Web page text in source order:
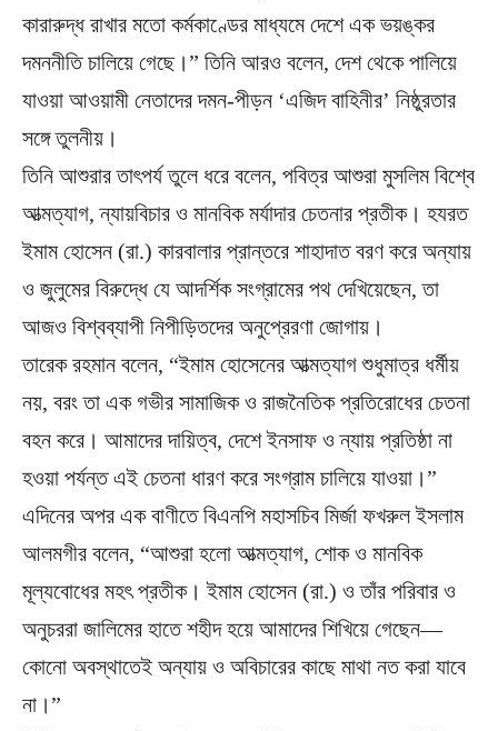
কারারুদ্ধ রাখার মতো কর্মকাণ্ডের মাধ্যমে দেশে এক ভয়ঙ্কর
দমননীতি চালিয়ে গেছে।” তিনি আরও বলেন, দেশ থেকে পালিয়ে
যাওয়া আওয়ামী নেতাদের দমন-পীড়ন ‘এজিদ বাহিনীর’ নিষ্ঠুরতার
সঙ্গে তুলনীয়।
তিনি আশুরার তাৎপর্য তুলে ধরে বলেন, পবিত্র আশুরা মুসলিম বিশ্বে
আত্মত্যাগ, ন্যায়বিচার ও মানবিক মর্যাদার চেতনার প্রতীক। হযরত
ইমাম হোসেন (রা.) কারবালার প্রান্তরে শাহাদাত বরণ করে অন্যায়
ও জুলুমের বিরুদ্ধে যে আদর্শিক সংগ্রামের পথ দেখিয়েছেন, তা
আজও বিশ্বব্যাপী নিপীড়িতদের অনুপ্রেরণা জোগায়।
তারেক রহমান বলেন, “ইমাম হোসেনের আত্মত্যাগ শুধুমাত্র ধর্মীয়
নয়, বরং তা এক গভীর সামাজিক ও রাজনৈতিক প্রতিরোধের চেতনা
বহন করে। আমাদের দায়িত্ব, দেশে ইনসাফ ও ন্যায় প্রতিষ্ঠা না
হওয়া পর্যন্ত এই চেতনা ধারণ করে সংগ্রাম চালিয়ে যাওয়া।”
এদিনের অপর এক বাণীতে বিএনপি মহাসচিব মির্জা ফখরুল ইসলাম
আলমগীর বলেন, “আশুরা হলো আত্মত্যাগ, শোক ও মানবিক
মূল্যবোধের মহৎ প্রতীক। ইমাম হোসেন (রা.) ও তাঁর পরিবার ও
অনুচররা জালিমের হাতে শহীদ হয়ে আমাদের শিখিয়ে গেছেন—
কোনো অবস্থাতেই অন্যায় ও অবিচারের কাছে মাথা নত করা যাবে
না।”